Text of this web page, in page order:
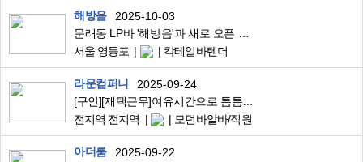
해방음
2025-10-03
문래동 LP바 '해방음'과 새로 오픈 준비중인 전통주 LP바 '초고'에서 칵테일을 담당해주실 바 매니저님을 모집합니다.
서울 영등포
칵테일바텐더
라운컴퍼니
2025-09-24
[구인][재택근무]여유시간으로 틈틈히 돈 벌어보실분 모집합니다
전지역 전지역
모던바알바/직원
아더룸
2025-09-22